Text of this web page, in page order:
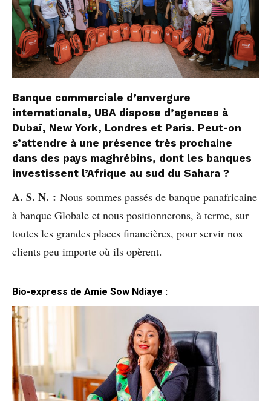
Banque commerciale d’envergure
internationale, UBA dispose d’agences à
Dubaï, New York, Londres et Paris. Peut-on
s’attendre à une présence très prochaine
dans des pays maghrébins, dont les banques
investissent l’Afrique au sud du Sahara ?
A. S. N. : Nous sommes passés de banque panafricaine
à banque Globale et nous positionnerons, à terme, sur
toutes les grandes places financières, pour servir nos
clients peu importe où ils opèrent.
Bio-express de Amie Sow Ndiaye :